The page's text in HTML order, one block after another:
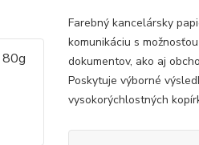
Farebný kancelársky
komunikáciu s
dokumentov, ako aj
Poskytuje výborné
vysokorýchlostných